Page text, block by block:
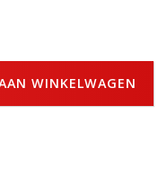
WINKELWAGEN